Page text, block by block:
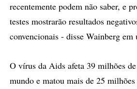
recentemente podem não saber, e
testes mostrarão resultados
convencionais - disse Wainberg em
O vírus da Aids afeta 39 milhões
mundo e matou mais de 25